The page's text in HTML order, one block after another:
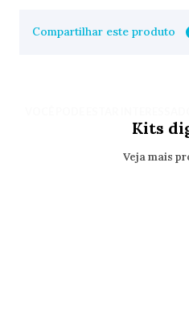
Compartilhar este produto
Kits
Veja mais